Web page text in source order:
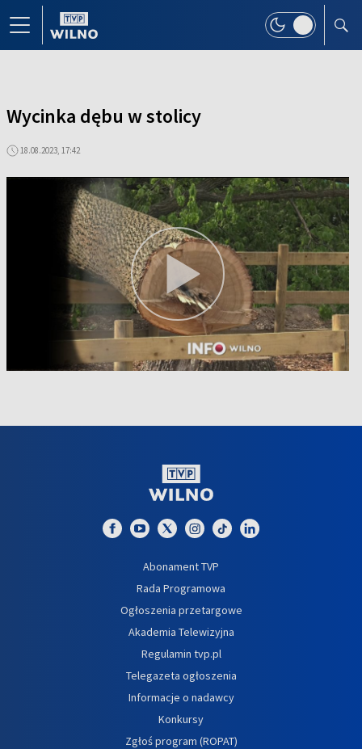
Wycinka dębu w stolicy
18.08.2023, 17:42
Abonament TVP
Rada Programowa
Ogłoszenia przetargowe
Akademia Telewizyjna
Regulamin tvp.pl
Telegazeta ogłoszenia
Informacje o nadawcy
Konkursy
Zgłoś program (ROPAT)